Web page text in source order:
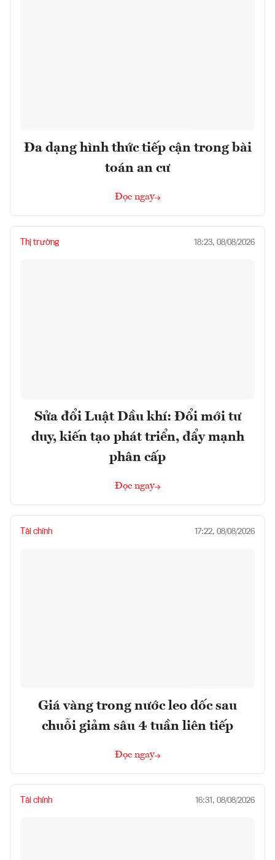
Đa dạng hình thức tiếp cận trong bài
toán an cư
Đọc ngay
Thị trường 18:23, 08/08/2026
Sửa đổi Luật Dầu khí: Đổi mới tư
duy, kiến tạo phát triển, đẩy mạnh
phân cấp
Đọc ngay
Tài chính 17:22, 08/08/2026
Giá vàng trong nước leo dốc sau
chuỗi giảm sâu 4 tuần liên tiếp
Đọc ngay
Tài chính 16:31, 08/08/2026